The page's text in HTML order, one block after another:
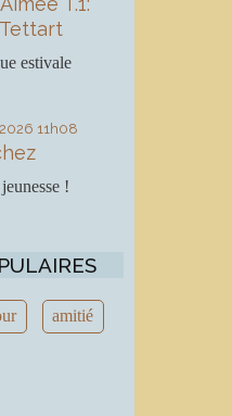
estivale
11h08
!
amitié